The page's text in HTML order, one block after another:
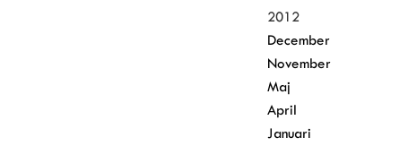
2012
December
November
Maj
April
Januari